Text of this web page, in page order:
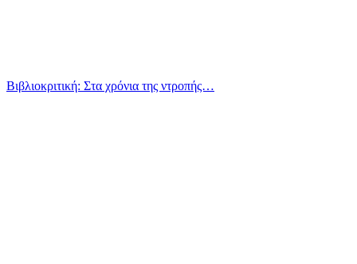
Βιβλιοκριτική: Στα χρόνια της ντροπής…